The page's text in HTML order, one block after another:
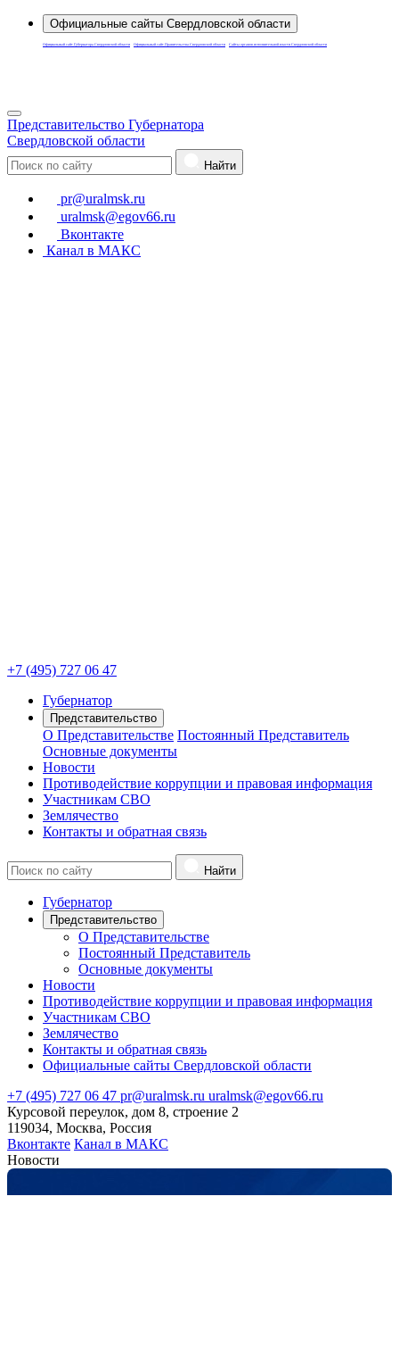
Официальные сайты Свердловской области
Официальный сайт Губернатора Свердловской области Официальный сайт Правительства Свердловской области Сайты органов исполнительной власти Свердловской области
Представительство Губернатора
Свердловской области
Найти
pr@uralmsk.ru
uralmsk@egov66.ru
Вконтакте
Канал в МАКС
+7 (495) 727 06 47
Губернатор
Представительство
О Представительстве Постоянный Представитель
Основные документы
Новости
Противодействие коррупции и правовая информация
Участникам СВО
Землячество
Контакты и обратная связь
Найти
Губернатор
Представительство
О Представительстве
Постоянный Представитель
Основные документы
Новости
Противодействие коррупции и правовая информация
Участникам СВО
Землячество
Контакты и обратная связь
Официальные сайты Свердловской области
+7 (495) 727 06 47 pr@uralmsk.ru uralmsk@egov66.ru
Курсовой переулок, дом 8, строение 2
119034, Москва, Россия
Вконтакте Канал в МАКС
Новости